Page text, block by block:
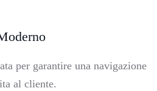
per garantire una navigazione
al cliente.